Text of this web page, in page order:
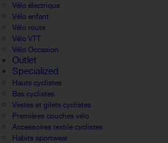
Vélo électrique
Vélo enfant
Vélo route
Vélo VTT
Vélo Occasion
Outlet
Specialized
Hauts cyclistes
Bas cyclistes
Vestes et gilets cyclistes
Premières couches vélo
Accessoires textile cyclistes
Habits sportwear